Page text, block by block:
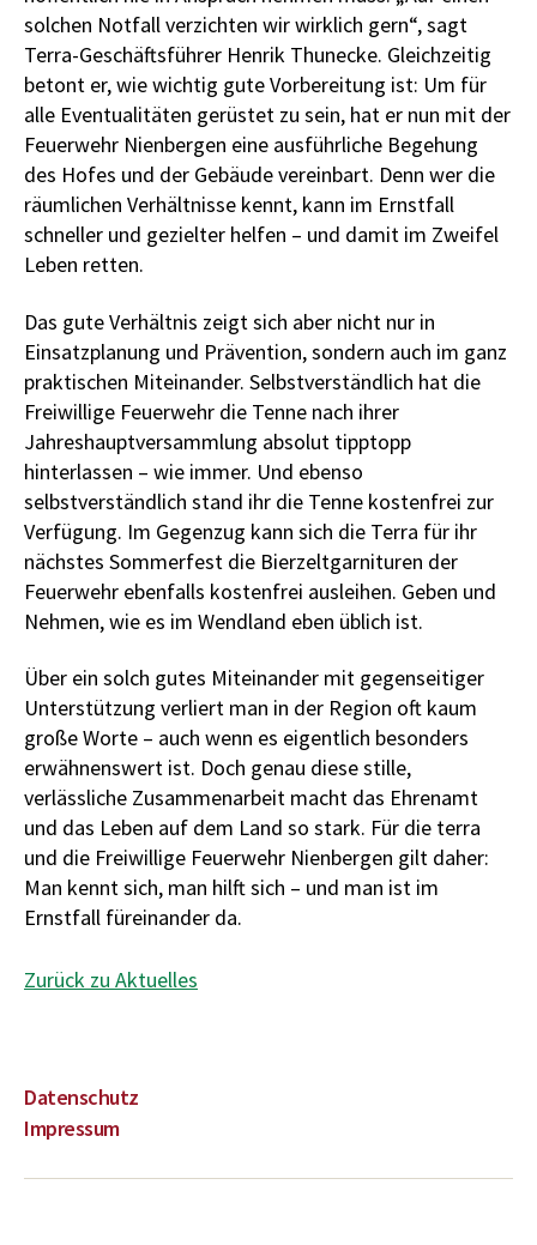
solchen Notfall verzichten wir wirklich gern“, sagt
Terra-Geschäftsführer Henrik Thunecke. Gleichzeitig
betont er, wie wichtig gute Vorbereitung ist: Um für
alle Eventualitäten gerüstet zu sein, hat er nun mit der
Feuerwehr Nienbergen eine ausführliche Begehung
des Hofes und der Gebäude vereinbart. Denn wer die
räumlichen Verhältnisse kennt, kann im Ernstfall
schneller und gezielter helfen – und damit im Zweifel
Leben retten.
Das gute Verhältnis zeigt sich aber nicht nur in
Einsatzplanung und Prävention, sondern auch im ganz
praktischen Miteinander. Selbstverständlich hat die
Freiwillige Feuerwehr die Tenne nach ihrer
Jahreshauptversammlung absolut tipptopp
hinterlassen – wie immer. Und ebenso
selbstverständlich stand ihr die Tenne kostenfrei zur
Verfügung. Im Gegenzug kann sich die Terra für ihr
nächstes Sommerfest die Bierzeltgarnituren der
Feuerwehr ebenfalls kostenfrei ausleihen. Geben und
Nehmen, wie es im Wendland eben üblich ist.
Über ein solch gutes Miteinander mit gegenseitiger
Unterstützung verliert man in der Region oft kaum
große Worte – auch wenn es eigentlich besonders
erwähnenswert ist. Doch genau diese stille,
verlässliche Zusammenarbeit macht das Ehrenamt
und das Leben auf dem Land so stark. Für die terra
und die Freiwillige Feuerwehr Nienbergen gilt daher:
Man kennt sich, man hilft sich – und man ist im
Ernstfall füreinander da.
Zurück zu Aktuelles
Datenschutz
Impressum